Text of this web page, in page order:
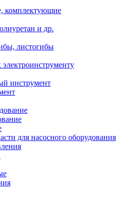
комплектующие
и др.
листогибы
инструмент
для насосного оборудования